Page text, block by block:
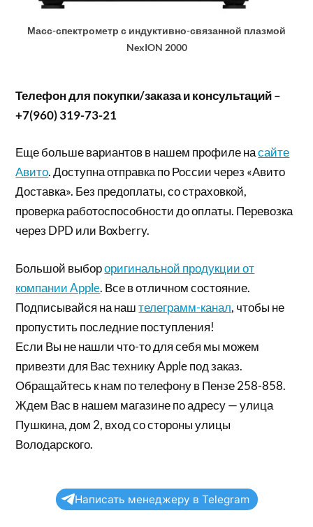
Масс-спектрометр с индуктивно-связанной плазмой
NexION 2000
Телефон для покупки/заказа и консультаций –
+7(960) 319-73-21
Еще больше вариантов в нашем профиле насайте
Авито. Доступна отправка по России через «Авито
Доставка». Без предоплаты, со страховкой,
проверка работоспособности до оплаты. Перевозка
через DPD или Boxberry.
Большой выбороригинальной продукции от
компании Apple. Все в отличном состояние.
Подписывайся на наштелеграмм-канал, чтобы не
пропустить последние поступления!
Если Вы не нашли что-то для себя мы можем
привезти для Вас технику Apple под заказ.
Обращайтесь к нам по телефону в Пензе 258-858.
Ждем Вас в нашем магазине по адресу — улица
Пушкина, дом 2, вход со стороны улицы
Володарского.
Написать менеджеру в Telegram